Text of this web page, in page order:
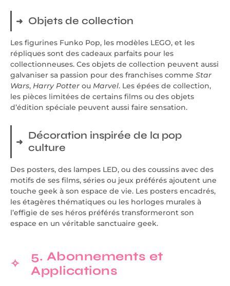
Objets de collection
Les figurines Funko Pop, les modèles LEGO, et les
répliques sont des cadeaux parfaits pour les
collectionneuses. Ces objets de collection peuvent aussi
galvaniser sa passion pour des franchises comme Star
Wars, Harry Potter ou Marvel. Les épées de collection,
les pièces limitées de certains films ou des objets
d’édition spéciale peuvent aussi faire sensation.
Décoration inspirée de la pop
culture
Des posters, des lampes LED, ou des coussins avec des
motifs de ses films, séries ou jeux préférés ajoutent une
touche geek à son espace de vie. Les posters encadrés,
les étagères thématiques ou les horloges murales à
l’effigie de ses héros préférés transformeront son
espace en un véritable sanctuaire geek.
5. Abonnements et
Applications